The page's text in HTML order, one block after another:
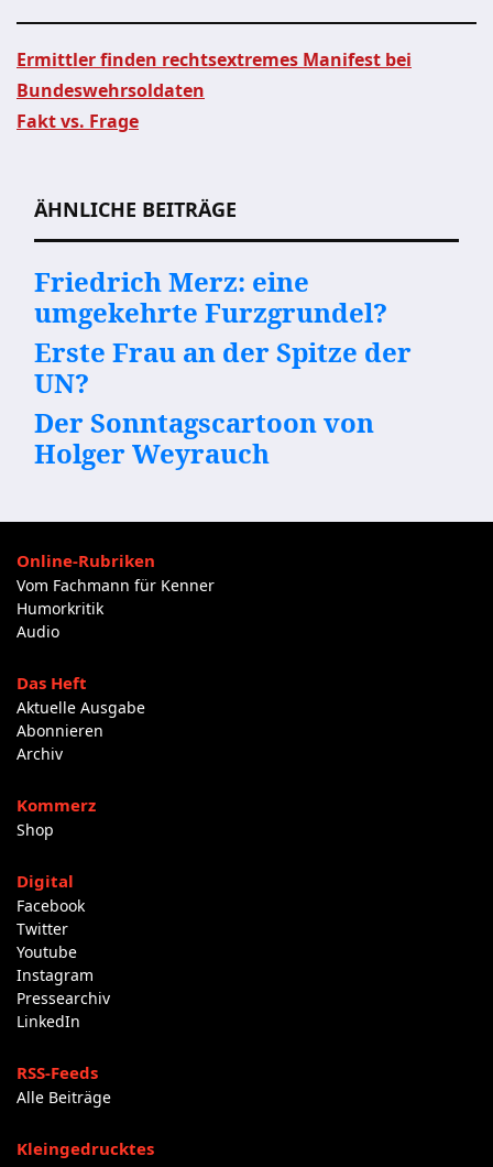
Beitragsnavigation
Ermittler finden rechtsextremes Manifest bei
Bundeswehrsoldaten
Fakt vs. Frage
ÄHNLICHE BEITRÄGE
Friedrich Merz: eine
umgekehrte Furzgrundel?
Erste Frau an der Spitze der
UN?
Der Sonntagscartoon von
Holger Weyrauch
Online-Rubriken
Vom Fachmann für Kenner
Humorkritik
Audio
Das Heft
Aktuelle Ausgabe
Abonnieren
Archiv
Kommerz
Shop
Digital
Facebook
Twitter
Youtube
Instagram
Pressearchiv
LinkedIn
RSS-Feeds
Alle Beiträge
Kleingedrucktes